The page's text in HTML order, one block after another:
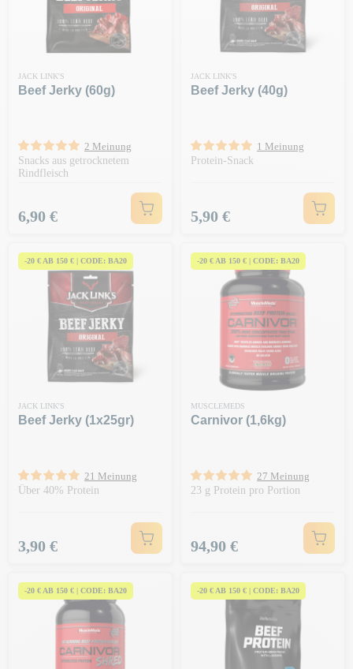
JACK LINK'S
Beef Jerky (60g)
2 Meinung
Snacks aus getrocknetem
Rindfleisch
Preis
6,90 €
JACK LINK'S
Beef Jerky (40g)
1 Meinung
Protein-Snack
Preis
5,90 €
-20 € AB 150 € | CODE: BA20
JACK LINK'S
Beef Jerky (1x25gr)
21 Meinung
Über 40% Protein
Preis
3,90 €
-20 € AB 150 € | CODE: BA20
MUSCLEMEDS
Carnivor (1,6kg)
27 Meinung
23 g Protein pro Portion
Preis
94,90 €
-20 € AB 150 € | CODE: BA20 -20 € AB 150 € | CODE: BA20